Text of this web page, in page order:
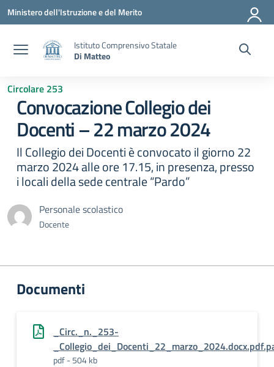
Vai ai contenuti
Vai al menu di navigazione
Vai al footer
Ministero dell'Istruzione e del Merito
Istituto Comprensivo Statale
Di Matteo
Circolare 253
Convocazione Collegio dei
Docenti – 22 marzo 2024
Il Collegio dei Docenti è convocato il giorno 22
marzo 2024 alle ore 17.15, in presenza, presso
i locali della sede centrale “Pardo”
Personale scolastico
Docente
Documenti
_Circ._n._253-
pdf - 504 kb